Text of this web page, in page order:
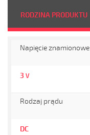
RODZINA PRODUKTU
Napięcie znamionowe
3 V
Rodzaj prądu
DC